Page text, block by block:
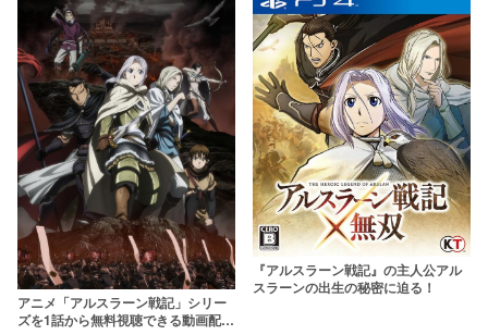
アニメ「アルスラーン戦記」シリー
ズを1話から無料視聴できる動画配信
『アルスラーン戦記』の主人公アル
スラーンの出生の秘密に迫る！